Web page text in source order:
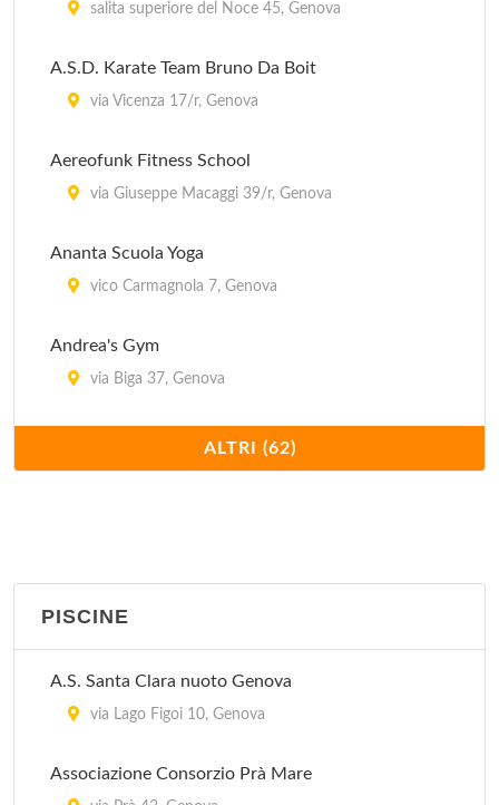
salita superiore del Noce 45, Genova
A.S.D. Karate Team Bruno Da Boit
via Vicenza 17/r, Genova
Aereofunk Fitness School
via Giuseppe Macaggi 39/r, Genova
Ananta Scuola Yoga
vico Carmagnola 7, Genova
Andrea's Gym
via Biga 37, Genova
via Diciotto Fanciulli 13/r, Genova
Armony Line
Associazione il Punto Sportivo
ALTRI (62)
PISCINE
A.S. Santa Clara nuoto Genova
via Lago Figoi 10, Genova
Associazione Consorzio Prà Mare